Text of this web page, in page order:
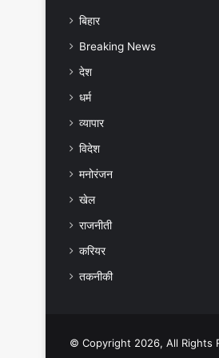
बिहार
Breaking News
देश
धर्म
व्यापार
विदेश
मनोरंजन
खेल
राजनीती
करियर
तकनीकी
© Copyright 2026, All Rights